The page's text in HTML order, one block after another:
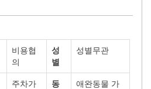
비용협
의
성
별
성별무관
주차가
동
애완동물 가